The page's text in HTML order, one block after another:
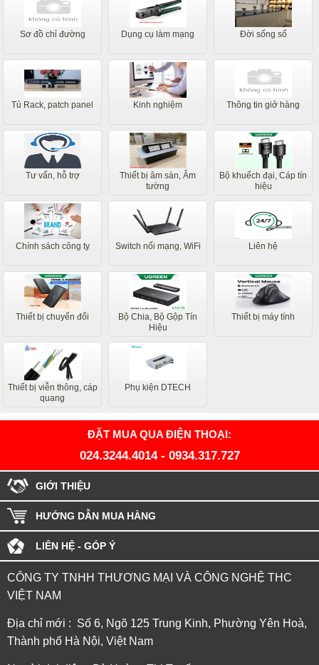
Sơ đồ chỉ đường Dụng cụ làm mạng Đời sống số
Tủ Rack, patch panel Kinh nghiệm Thông tin giở hàng
Tư vấn, hỗ trợ
Thiết bị âm sàn, Âm
tường
Bộ khuếch đại, Cáp tín
hiệu
Chính sách công ty Switch nối mạng, WiFi Liên hệ
Thiết bị chuyển đổi
Bộ Chia, Bộ Gộp Tín
Hiệu
Thiết bị máy tính
Thiết bị viễn thông, cáp
quang
Phụ kiện DTECH
ĐẶT MUA QUA ĐIỆN THOẠI:
024.3244.4014- 0934.317.727
GIỚI THIỆU
HƯỚNG DẪN MUA HÀNG
LIÊN HỆ - GÓP Ý
CÔNG TY TNHH THƯƠNG MẠI VÀ CÔNG NGHỆ THC
VIỆT NAM
Địa chỉ mới : Số 6, Ngõ 125 Trung Kinh, Phường Yên Hoà,
Thành phố Hà Nội, Việt Nam